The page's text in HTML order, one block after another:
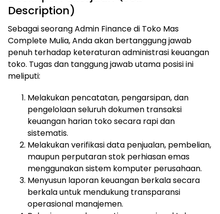
Description)
Sebagai seorang Admin Finance di Toko Mas
Complete Mulia, Anda akan bertanggung jawab
penuh terhadap keteraturan administrasi keuangan
toko. Tugas dan tanggung jawab utama posisi ini
meliputi:
Melakukan pencatatan, pengarsipan, dan
pengelolaan seluruh dokumen transaksi
keuangan harian toko secara rapi dan
sistematis.
Melakukan verifikasi data penjualan, pembelian,
maupun perputaran stok perhiasan emas
menggunakan sistem komputer perusahaan.
Menyusun laporan keuangan berkala secara
berkala untuk mendukung transparansi
operasional manajemen.